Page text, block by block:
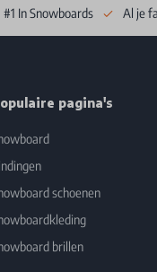
#1 In Snowboards Al je
pagina's
schoenen
brillen